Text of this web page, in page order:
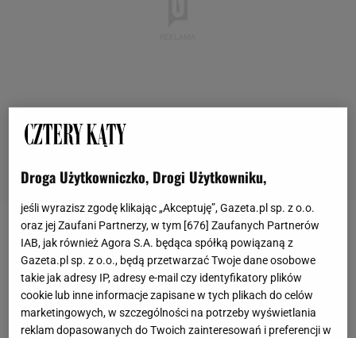
Aż ciężko zliczyć, ile razy określenia styl industrialny
i loftowy były stosowane jako synonimy.To jednak
błąd, gdyż pomiędzy nimi jest sporo znaczących
różnic. Zatem czas przyjrzeć się tym dwóm,
modnym trendom w aranżacji wnętrz. Trzeba też
Droga Użytkowniczko, Drogi Użytkowniku,
jeśli wyrazisz zgodę klikając „Akceptuję”, Gazeta.pl sp. z o.o.
oraz jej Zaufani Partnerzy, w tym [676] Zaufanych Partnerów
IAB, jak również Agora S.A. będąca spółką powiązaną z
Gazeta.pl sp. z o.o., będą przetwarzać Twoje dane osobowe
takie jak adresy IP, adresy e-mail czy identyfikatory plików
cookie lub inne informacje zapisane w tych plikach do celów
marketingowych, w szczególności na potrzeby wyświetlania
reklam dopasowanych do Twoich zainteresowań i preferencji w